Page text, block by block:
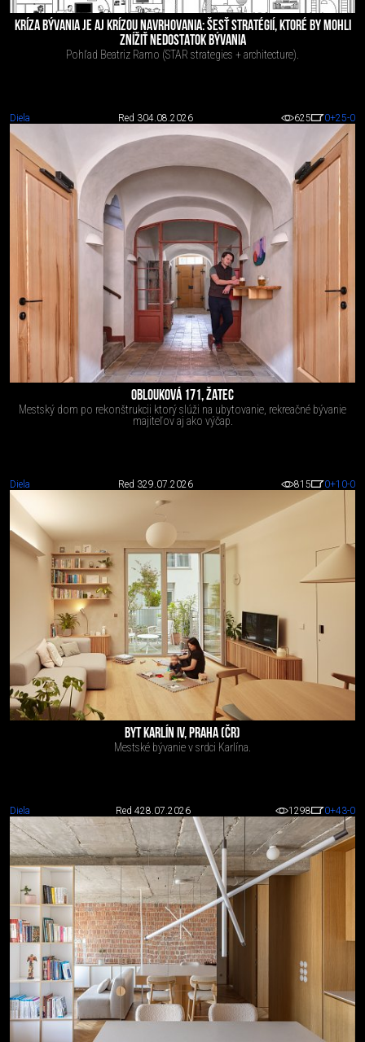
KRÍZA BÝVANIA JE AJ KRÍZOU NAVRHOVANIA: ŠESŤ STRATÉGIÍ, KTORÉ BY MOHLI
ZNÍŽIŤ NEDOSTATOK BÝVANIA
Pohľad Beatriz Ramo (STAR strategies + architecture).
Diela Red 304.08.2026 625 0+25-0
OBLOUKOVÁ 171, ŽATEC
Mestský dom po rekonštrukcii ktorý slúži na ubytovanie, rekreačné bývanie
majiteľov aj ako výčap.
Diela Red 329.07.2026 815 0+10-0
BYT KARLÍN IV, PRAHA (ČR)
Mestské bývanie v srdci Karlína.
Diela Red 428.07.2026 1298 0+43-0